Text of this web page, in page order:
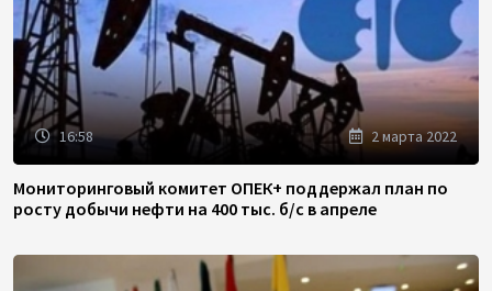
16:58 2 марта 2022
Мониторинговый комитет ОПЕК+ поддержал план по
росту добычи нефти на 400 тыс. б/с в апреле